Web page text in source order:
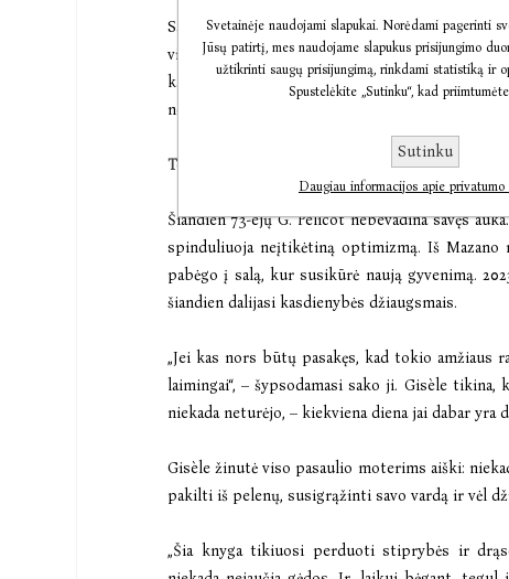
Santykių drama neaplenkė ir jos vaikų. Dukra
vienais apatiniais, nuotraukų kaltinamojo
kalbasi, nors Caroline vis dar kovoja su
nori pažvelgti jam į akis ir sužinoti tiesą apie
Teisė į laimę
Šiandien 73-ejų G. Pelicot nebevadina savęs
spinduliuoja neįtikėtiną optimizmą. Iš Mazano
pabėgo į salą, kur susikūrė naują gyvenimą.
šiandien dalijasi kasdienybės džiaugsmais.
„Jei kas nors būtų pasakęs, kad tokio amžiaus
laimingai“, – šypsodamasi sako ji. Gisèle
niekada neturėjo, – kiekviena diena jai dabar yra
Gisèle žinutė viso pasaulio moterims aiški:
pakilti iš pelenų, susigrąžinti savo vardą ir vėl
„Šia knyga tikiuosi perduoti stiprybės ir
Svetainėje naudojami slapukai. Norėdami pagerinti
Jūsų patirtį, mes naudojame slapukus prisijungimo
užtikrinti saugų prisijungimą, rinkdami statistiką ir
Spustelėkite „Sutinku“, kad
Sutinku
Daugiau informacijos apie privatumo